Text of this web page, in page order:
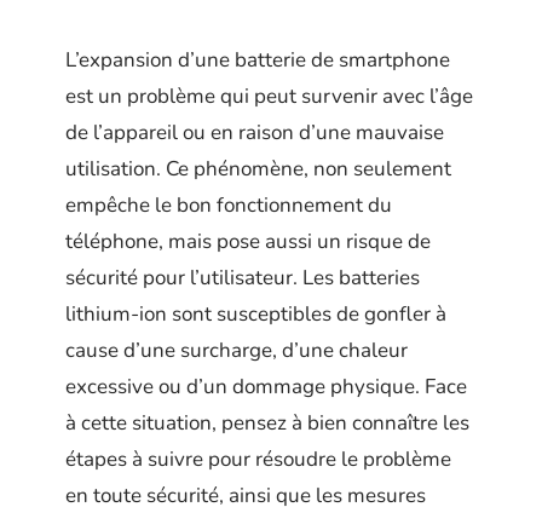
L’expansion d’une batterie de smartphone
est un problème qui peut survenir avec l’âge
de l’appareil ou en raison d’une mauvaise
utilisation. Ce phénomène, non seulement
empêche le bon fonctionnement du
téléphone, mais pose aussi un risque de
sécurité pour l’utilisateur. Les batteries
lithium-ion sont susceptibles de gonfler à
cause d’une surcharge, d’une chaleur
excessive ou d’un dommage physique. Face
à cette situation, pensez à bien connaître les
étapes à suivre pour résoudre le problème
en toute sécurité, ainsi que les mesures